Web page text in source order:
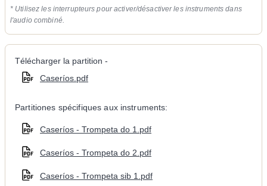
* Utilisez les interrupteurs pour activer/désactiver les instruments dans
l'audio combiné.
Télécharger la partition -
Caseríos.pdf
Partitiones spécifiques aux instruments:
Caseríos - Trompeta do 1.pdf
Caseríos - Trompeta do 2.pdf
Caseríos - Trompeta sib 1.pdf